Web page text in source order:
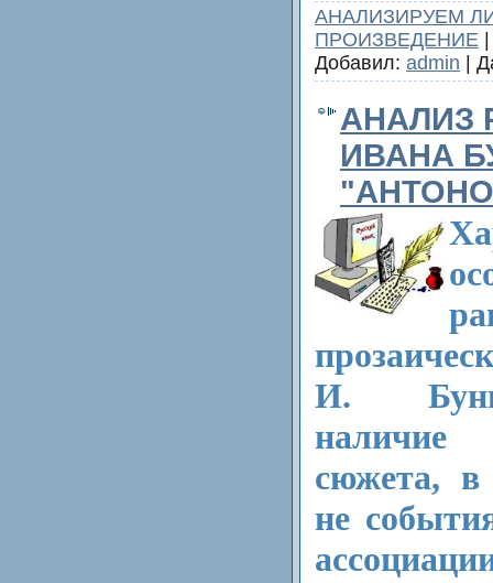
АНАЛИЗИРУЕМ
ПРОИЗВЕДЕНИЕ
Добавил: admin |
АНАЛИЗ
ИВАНА
И.
сюжета,
не